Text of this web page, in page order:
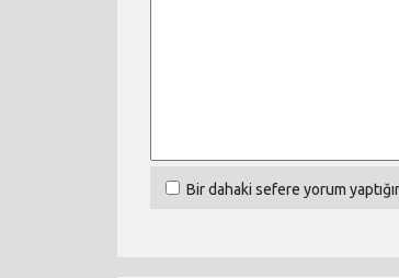
Bir dahaki sefere yorum